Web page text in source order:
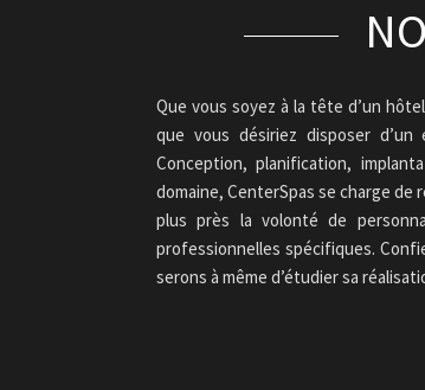
Que vous soyez à la tête d’un
que vous désiriez disposer d’un
Conception, planification,
domaine, CenterSpas se charge
plus près la volonté de
professionnelles spécifiques.
serons à même d’étudier sa